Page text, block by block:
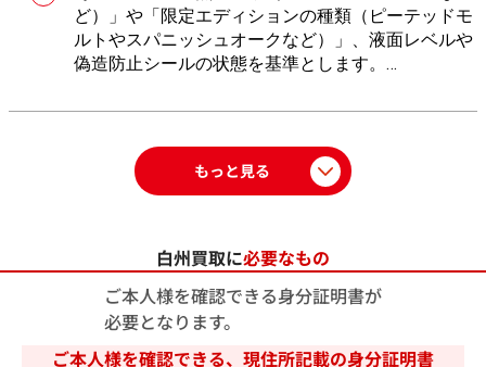
ど）」や「限定エディションの種類（ピーテッドモ
ルトやスパニッシュオークなど）」、液面レベルや
偽造防止シールの状態を基準とします。
然水と新緑のスモーキー原酒が生み出す唯一無二の
ため、おたからやでは専門知識を活かしてボトルの
仕様や希少性を識別し、最新の相場に基づき査定し
もっと見る
白州買取に必要なもの
ご本人様を確認できる身分証明書が
必要となります。
ご本人様を確認できる、現住所記載の身分証明書